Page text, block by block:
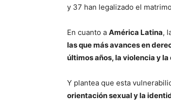
y 37 han legalizado el
En cuanto a América Latina,
las que más avances en
últimos años, la violencia y
Y plantea que esta
orientación sexual y la